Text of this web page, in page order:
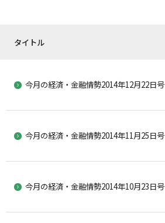
タイトル
今月の経済・金融情勢2014年12月22日号
今月の経済・金融情勢2014年11月25日号
今月の経済・金融情勢2014年10月23日号